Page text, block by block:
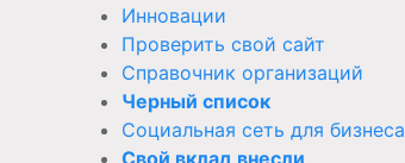
Инновации
Проверить свой сайт
Справочник организаций
Черный список
Социальная сеть для бизнеса
Свой вклад внесли